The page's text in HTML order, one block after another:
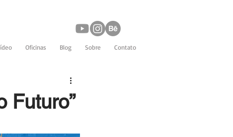
Oficinas Blog Sobre Contato
Futuro”